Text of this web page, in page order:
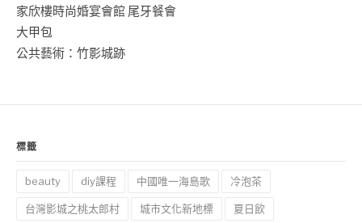
家欣樓時尚婚宴會館 尾牙餐會
大甲包
公共藝術：竹影城跡
標籤
beauty diy課程 中國唯一海島歌 冷泡茶
台灣影城之桃太郎村 城市文化新地標 夏日飲